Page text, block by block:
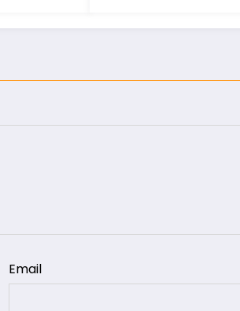
Email